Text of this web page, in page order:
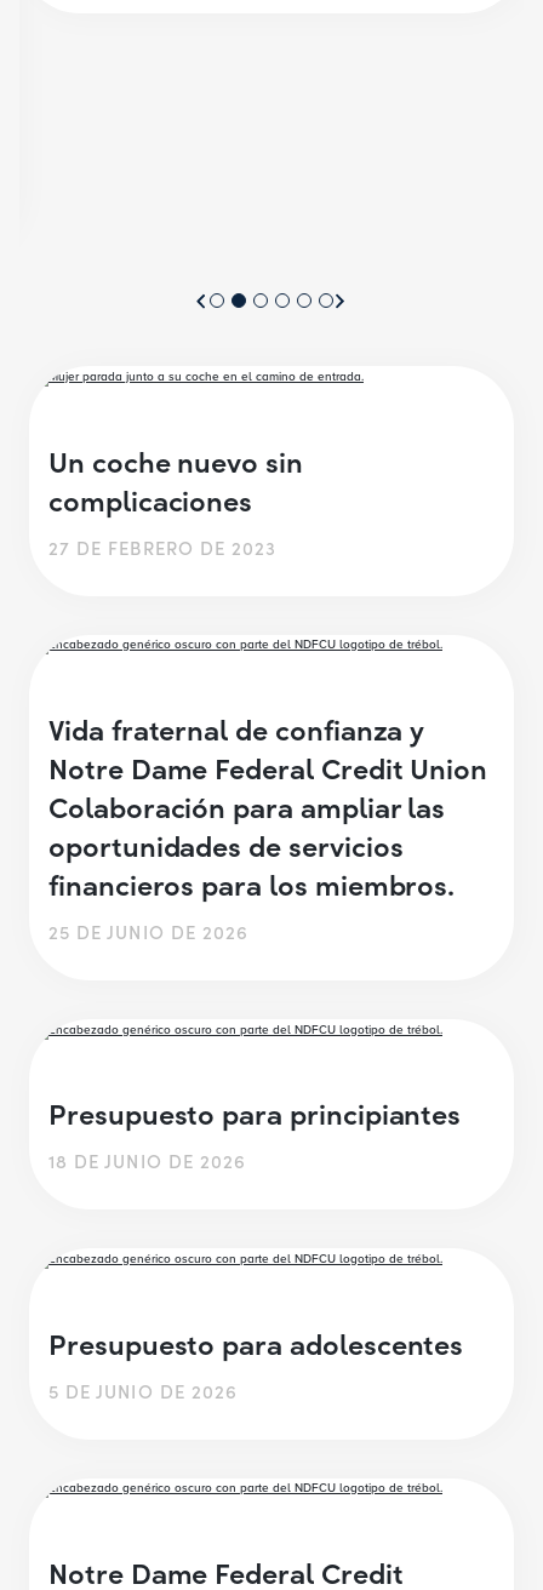
Un coche nuevo sin
complicaciones
27 DE FEBRERO DE 2023
Vida fraternal de confianza y
Notre Dame Federal Credit Union
Colaboración para ampliar las
oportunidades de servicios
financieros para los miembros.
25 DE JUNIO DE 2026
Presupuesto para principiantes
18 DE JUNIO DE 2026
Presupuesto para adolescentes
5 DE JUNIO DE 2026
Notre Dame Federal Credit